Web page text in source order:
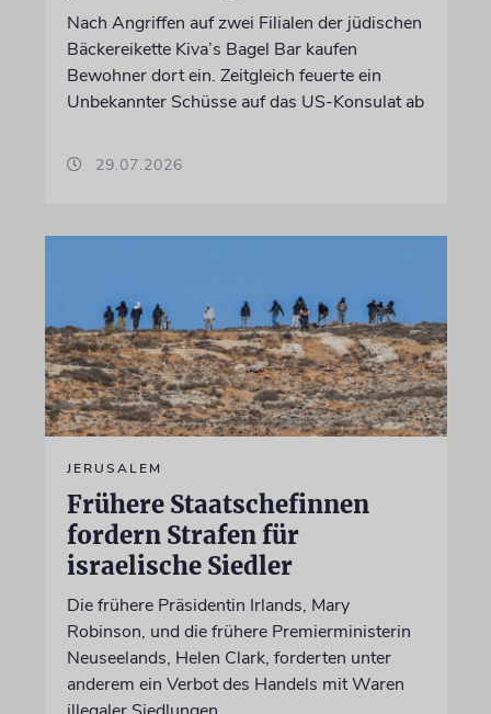
Nach Angriffen auf zwei Filialen der jüdischen
Bäckereikette Kiva’s Bagel Bar kaufen
Bewohner dort ein. Zeitgleich feuerte ein
Unbekannter Schüsse auf das US-Konsulat ab
29.07.2026
JERUSALEM
Frühere Staatschefinnen
fordern Strafen für
israelische Siedler
Die frühere Präsidentin Irlands, Mary
Robinson, und die frühere Premierministerin
Neuseelands, Helen Clark, forderten unter
anderem ein Verbot des Handels mit Waren